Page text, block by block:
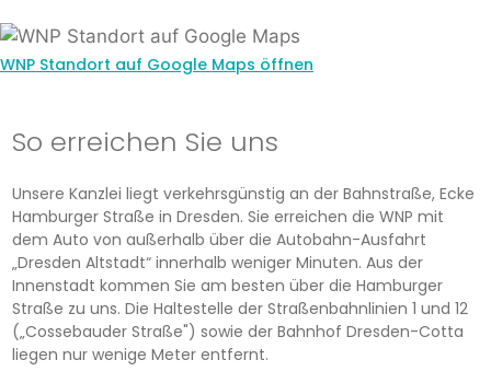
WNP Standort auf Google Maps öffnen
So erreichen Sie uns
Unsere Kanzlei liegt verkehrsgünstig an der Bahnstraße, Ecke
Hamburger Straße in Dresden. Sie erreichen die WNP mit
dem Auto von außerhalb über die Autobahn-Ausfahrt
„Dresden Altstadt“ innerhalb weniger Minuten. Aus der
Innenstadt kommen Sie am besten über die Hamburger
Straße zu uns. Die Haltestelle der Straßenbahnlinien 1 und 12
(„Cossebauder Straße") sowie der Bahnhof Dresden-Cotta
liegen nur wenige Meter entfernt.